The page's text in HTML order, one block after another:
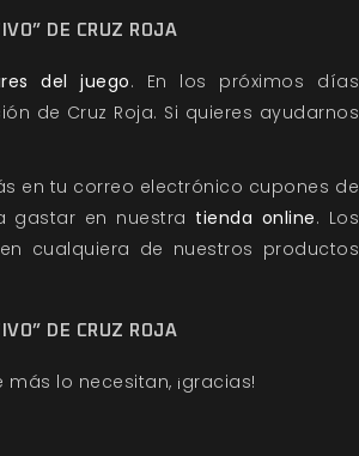
DE CRUZ ROJA
del juego. En los próximos días
de Cruz Roja. Si quieres ayudarnos
en tu correo electrónico cupones de
gastar en nuestra tienda online. Los
cualquiera de nuestros productos
DE CRUZ ROJA
lo necesitan, ¡gracias!